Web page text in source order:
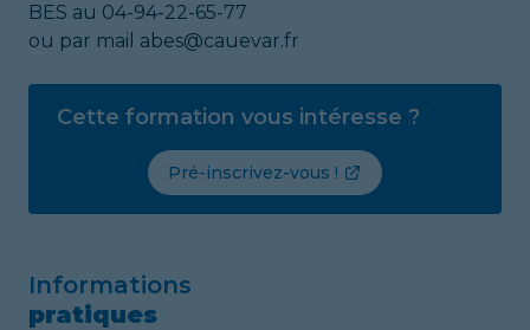
BES au 04-94-22-65-77
ou par mail abes@cauevar.fr
Cette formation vous intéresse ?
Pré-inscrivez-vous !
Informations
pratiques